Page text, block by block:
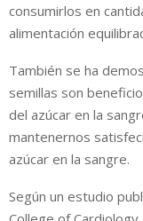
consumirlos en
alimentación
También se ha
semillas son
del azúcar en la
mantenernos
azúcar en la sangre.
Según un estudio